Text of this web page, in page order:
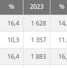
% 2023
%
16,4 1 628
10,3 1 357
16,4 1 883